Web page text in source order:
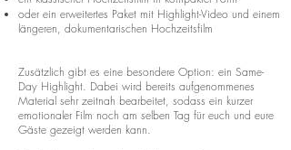
oder ein erweitertes Paket mit Highlight-Video und einem
längeren, dokumentarischen Hochzeitsfilm
Zusätzlich gibt es eine besondere Option: ein Same-
Day Highlight. Dabei wird bereits aufgenommenes
Material sehr zeitnah bearbeitet, sodass ein kurzer
emotionaler Film noch am selben Tag für euch und eure
Gäste gezeigt werden kann.